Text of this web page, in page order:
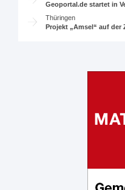
Geoportal.de startet in
Thüringen
Projekt „Amsel“ auf der